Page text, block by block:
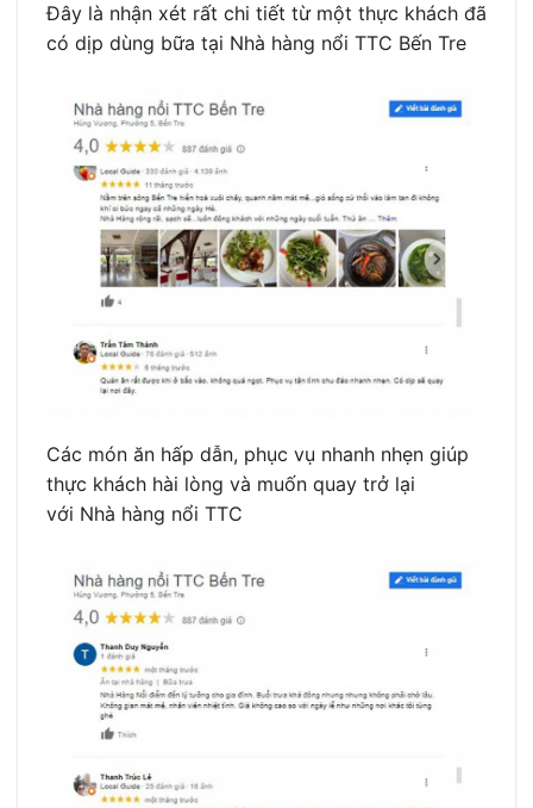
Đây là nhận xét rất chi tiết từ một thực khách đã
có dịp dùng bữa tại Nhà hàng nổi TTC Bến Tre
Các món ăn hấp dẫn, phục vụ nhanh nhẹn giúp
thực khách hài lòng và muốn quay trở lại
với Nhà hàng nổi TTC